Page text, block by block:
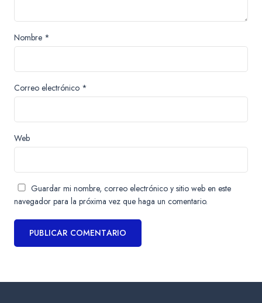
Nombre *
Correo electrónico *
Web
Guardar mi nombre, correo electrónico y sitio web en este
navegador para la próxima vez que haga un comentario.